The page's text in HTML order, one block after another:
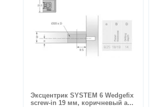
Эксцентрик SYSTEM 6 Wedgefix
screw-in 19 мм, коричневый а...